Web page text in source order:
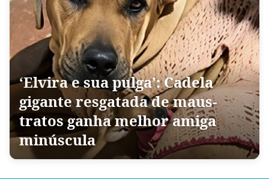
‘Elvira e sua pulga’: Cadela
gigante resgatada de maus-
tratos ganha melhor amiga
minúscula